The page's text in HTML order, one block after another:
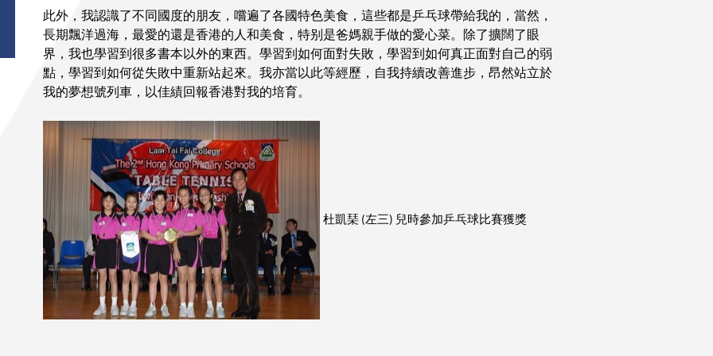
此外，我認識了不同國度的朋友，嚐遍了各國特色美食，這些都是乒乓球帶給我的，當然，
長期飄洋過海，最愛的還是香港的人和美食，特别是爸媽親手做的愛心菜。除了擴闊了眼
界，我也學習到很多書本以外的東西。學習到如何面對失敗，學習到如何真正面對自己的弱
點，學習到如何從失敗中重新站起來。我亦當以此等經歷，自我持續改善進步，昂然站立於
我的夢想號列車，以佳績回報香港對我的培育。
杜凱琹 (左三) 兒時參加乒乓球比賽獲獎